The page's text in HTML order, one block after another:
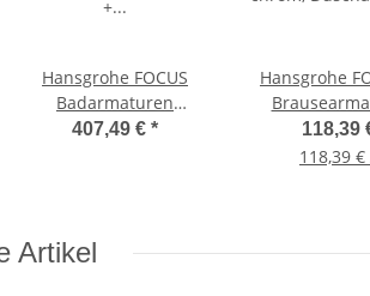
Hansgrohe FOCUS
Badarmaturen
Unterputz Set, Brause +
407,49 € *
Hansgrohe
chrom,118,39
118,39 €
Artikel